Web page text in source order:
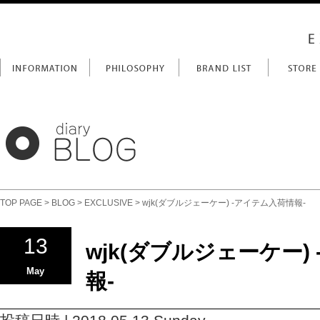
TOP PAGE > BLOG > EXCLUSIVE > wjk(ダブルジェーケー) -アイテム入荷情報-
13
May
wjk(ダブルジェーケー)
報-